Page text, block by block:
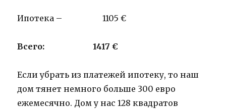
Ипотека – 1105 €
Всего: 1417 €
Если убрать из платежей ипотеку, то наш
дом тянет немного больше 300 евро
ежемесячно. Дом у нас 128 квадратов